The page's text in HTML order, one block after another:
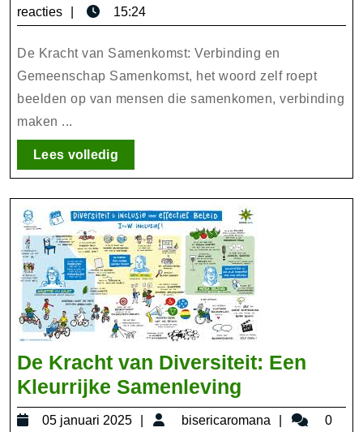
en
2025
reacties
15:24
De Kracht van Samenkomst: Verbinding en
Gemeenschap Samenkomst, het woord zelf roept
beelden op van mensen die samenkomen, verbinding
maken ...
Lees volledigLees
volledig
De Kracht van Diversiteit: Een
Kleurrijke Samenleving
Kracht
05 januari 2025
05
bisericaromana
0